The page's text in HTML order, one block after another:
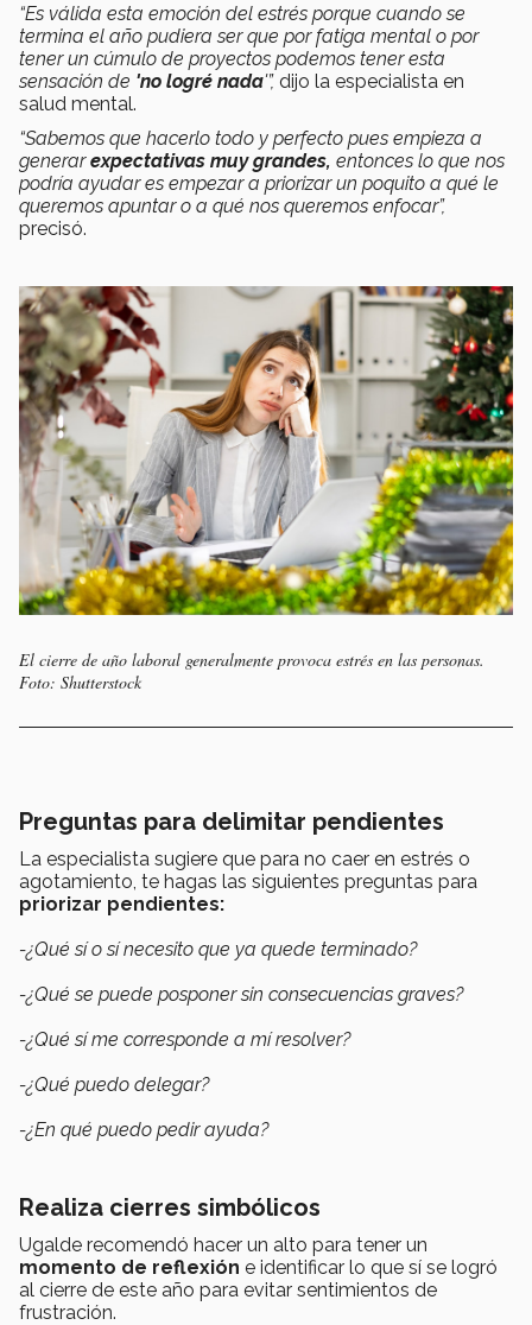
“Es válida esta emoción del estrés porque cuando se
termina el año pudiera ser que por fatiga mental o por
tener un cúmulo de proyectos podemos tener esta
sensación de 'no logré nada'”, dijo la especialista en
salud mental.
“Sabemos que hacerlo todo y perfecto pues empieza a
generarexpectativas muy grandes, entonces lo que nos
podría ayudar es empezar a priorizar un poquito a qué le
queremos apuntar o a qué nos queremos enfocar”,
precisó.
El cierre de año laboral generalmente provoca estrés en las personas.
Foto: Shutterstock
Preguntas para delimitar pendientes
La especialista sugiere que para no caer en estrés o
agotamiento, te hagas las siguientes preguntas para
priorizar pendientes:
-¿Qué sí o sí necesito que ya quede terminado?
-¿Qué se puede posponer sin consecuencias graves?
-¿Qué sí me corresponde a mí resolver?
-¿Qué puedo delegar?
-¿En qué puedo pedir ayuda?
Realiza cierres simbólicos
Ugalde recomendó hacer un alto para tener un
momento de reflexión e identificar lo que sí se logró
al cierre de este año para evitar sentimientos de
frustración.